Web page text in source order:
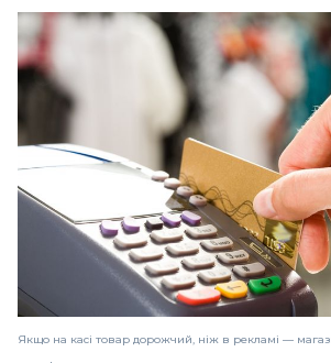
Якщо на касі товар дорожчий, ніж в рекламі —